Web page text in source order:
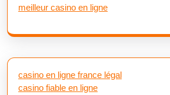
meilleur casino en ligne
casino en ligne france légal
casino fiable en ligne